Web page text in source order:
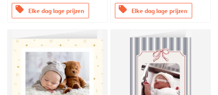
offers Elke dag lage prijzen offers Elke dag lage prijzen